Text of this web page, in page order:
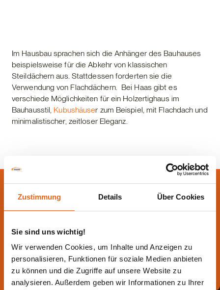
Zustimmung Details Über Cookies
Sie sind uns wichtig!
Wir verwenden Cookies, um Inhalte und Anzeigen zu
personalisieren, Funktionen für soziale Medien anbieten
zu können und die Zugriffe auf unsere Website zu
analysieren. Außerdem geben wir Informationen zu Ihrer
Im Hausbau sprachen sich die Anhänger des Bauhauses
beispielsweise für die Abkehr von klassischen
Steildächern aus. Stattdessen forderten sie die
Verwendung von Flachdächern. Bei Haas gibt es
verschiede Möglichkeiten für ein Holzertighaus im
Bauhausstil, Kubushäuser zum Beispiel, mit Flachdach und
minimalistischer, zeitloser Eleganz.
Lassen Sie sich jetzt
beraten.
Die beste Beratung ist die persönliche - von einem Haas
Fachberater in Ihrer Nähe!
Direkt Termin vereinbaren